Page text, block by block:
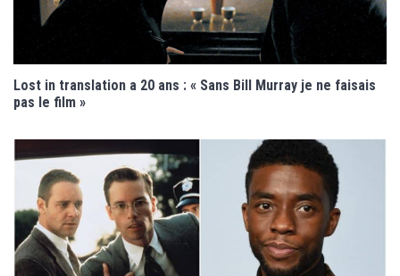
Lost in translation a 20 ans : « Sans Bill Murray je ne faisais
pas le film »